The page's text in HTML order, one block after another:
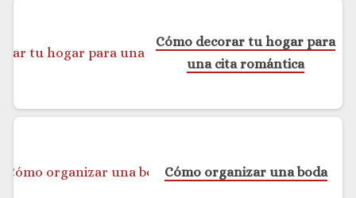
Cómo decorar tu hogar para
una cita romántica
Cómo organizar una boda